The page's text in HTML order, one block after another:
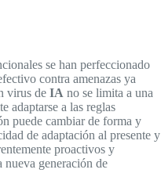
se han perfeccionado
contra amenazas ya
virus de IA no se limita a una
adaptarse a las reglas
puede cambiar de forma y
de adaptación al presente y
proactivos y
nueva generación de